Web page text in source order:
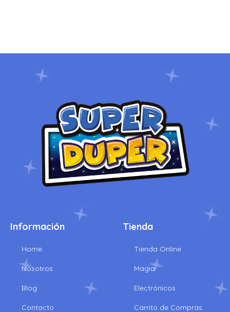
Información
Home
Nosotros
Blog
Contacto
Tienda
Tienda Online
Magia
Electrónicos
Carrito de Compras